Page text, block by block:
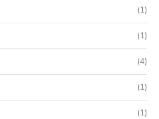
(1)
(1)
(4)
(1)
(1)